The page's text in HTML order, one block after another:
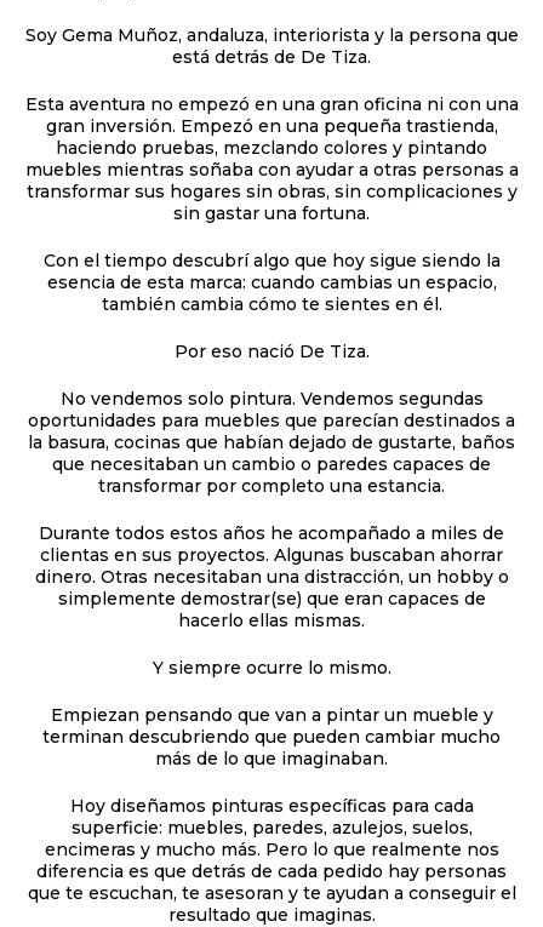
Soy Gema Muñoz, andaluza, interiorista y la persona que
está detrás de De Tiza.
Esta aventura no empezó en una gran oficina ni con una
gran inversión. Empezó en una pequeña trastienda,
haciendo pruebas, mezclando colores y pintando
muebles mientras soñaba con ayudar a otras personas a
transformar sus hogares sin obras, sin complicaciones y
sin gastar una fortuna.
Con el tiempo descubrí algo que hoy sigue siendo la
esencia de esta marca: cuando cambias un espacio,
también cambia cómo te sientes en él.
Por eso nació De Tiza.
No vendemos solo pintura. Vendemos segundas
oportunidades para muebles que parecían destinados a
la basura, cocinas que habían dejado de gustarte, baños
que necesitaban un cambio o paredes capaces de
transformar por completo una estancia.
Durante todos estos años he acompañado a miles de
clientas en sus proyectos. Algunas buscaban ahorrar
dinero. Otras necesitaban una distracción, un hobby o
simplemente demostrar(se) que eran capaces de
hacerlo ellas mismas.
Y siempre ocurre lo mismo.
Empiezan pensando que van a pintar un mueble y
terminan descubriendo que pueden cambiar mucho
más de lo que imaginaban.
Hoy diseñamos pinturas específicas para cada
superficie: muebles, paredes, azulejos, suelos,
encimeras y mucho más. Pero lo que realmente nos
diferencia es que detrás de cada pedido hay personas
que te escuchan, te asesoran y te ayudan a conseguir el
resultado que imaginas.